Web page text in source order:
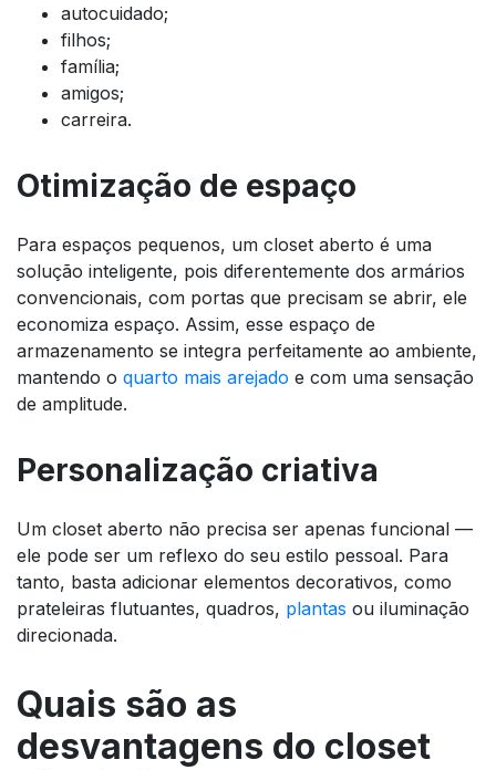
autocuidado;
filhos;
família;
amigos;
carreira.
Otimização de espaço
Para espaços pequenos, um closet aberto é uma
solução inteligente, pois diferentemente dos armários
convencionais, com portas que precisam se abrir, ele
economiza espaço. Assim, esse espaço de
armazenamento se integra perfeitamente ao ambiente,
mantendo o quarto mais arejado e com uma sensação
de amplitude.
Personalização criativa
Um closet aberto não precisa ser apenas funcional —
ele pode ser um reflexo do seu estilo pessoal. Para
tanto, basta adicionar elementos decorativos, como
prateleiras flutuantes, quadros, plantas ou iluminação
direcionada.
Quais são as
desvantagens do closet